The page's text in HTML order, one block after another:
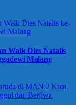
Walk Dies Natalis
Malang